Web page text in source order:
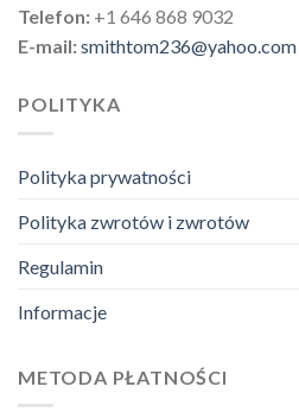
Telefon: +1 646 868 9032
E-mail:smithtom236@yahoo.com
POLITYKA
Polityka prywatności
Polityka zwrotów i zwrotów
Regulamin
Informacje
METODA PŁATNOŚCI